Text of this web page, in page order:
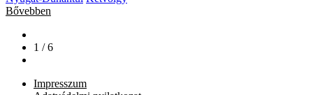
Bővebben
1 / 6
Impresszum